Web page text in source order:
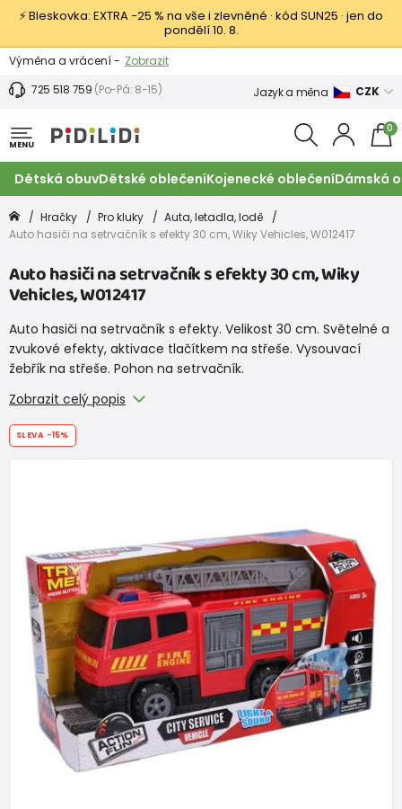
⚡ Bleskovka: EXTRA −25 % na vše i zlevněné · kód SUN25 · jen do
pondělí 10. 8.
Výměna a vrácení - Zobrazit
Sleva 100 Kč na první nákup -
725 518 759 (Po-Pá: 8-15) Jazyk a měna CZK
MENU
0
Dětská obuvDětské oblečeníKojenecké oblečeníDámská
Hračky Pro kluky
Auta, letadla, lodě
Auto hasiči na setrvačník s efekty 30 cm, Wiky Vehicles, W012417
Auto hasiči na setrvačník s efekty 30 cm, Wiky
Vehicles, W012417
Auto hasiči na setrvačník s efekty. Velikost 30 cm. Světelné a
zvukové efekty, aktivace tlačítkem na střeše. Vysouvací
žebřík na střeše. Pohon na setrvačník.
Zobrazit celý popis
SLEVA -15%